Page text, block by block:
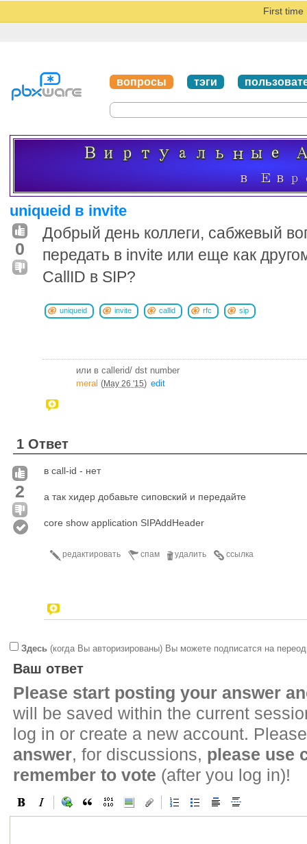
First time
вопросы тэги
uniqueid в invite
0
Добрый день коллеги, сабжевый
передать в invite или еще как
CallID в SIP?
uniqueid invite callid rfc sip
или в callerid/ dst number
meral (May 26 '15) edit
1 Ответ
2
в call-id - нет
а так хидер добавьте сиповский и передайте
core show application SIPAddHeader
ссылка
удалить
спам
редактировать
Здесь (когда Вы авторизированы) Вы можете подписатся на
Ваш ответ
Please start posting your answer
will be saved within the current
log in or create a new account.
answer, for discussions, please use
remember to vote (after you log in)!